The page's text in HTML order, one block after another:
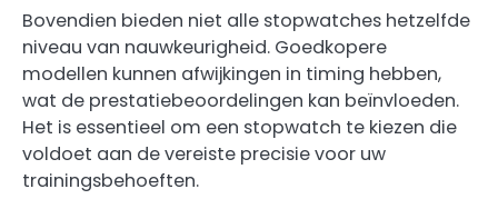
Bovendien bieden niet alle stopwatches hetzelfde
niveau van nauwkeurigheid. Goedkopere
modellen kunnen afwijkingen in timing hebben,
wat de prestatiebeoordelingen kan beïnvloeden.
Het is essentieel om een stopwatch te kiezen die
voldoet aan de vereiste precisie voor uw
trainingsbehoeften.